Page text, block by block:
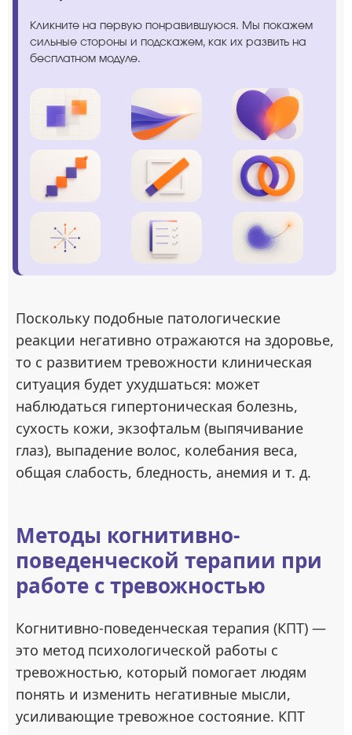
Кликните на первую понравившуюся. Мы покажем
сильные стороны и подскажем, как их развить на
бесплатном модуле.
Поскольку подобные патологические
реакции негативно отражаются на здоровье,
то с развитием тревожности клиническая
ситуация будет ухудшаться: может
наблюдаться гипертоническая болезнь,
сухость кожи, экзофтальм (выпячивание
глаз), выпадение волос, колебания веса,
общая слабость, бледность, анемия и т. д.
Методы когнитивно-
поведенческой терапии при
работе с тревожностью
Когнитивно-поведенческая терапия (КПТ) —
это метод психологической работы с
тревожностью, который помогает людям
понять и изменить негативные мысли,
усиливающие тревожное состояние. КПТ